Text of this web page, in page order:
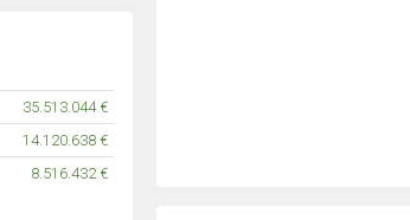
35.513.044 €
14.120.638 €
8.516.432 €